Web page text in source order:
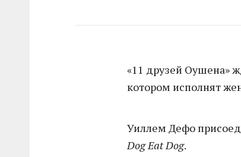
«11 друзей Оушена»
котором исполнят
Уиллем Дефо
Dog Eat Dog.